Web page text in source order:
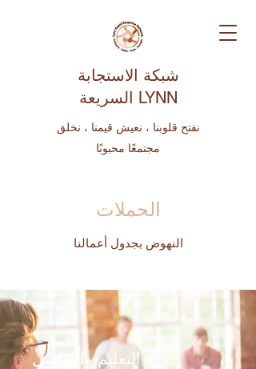
شبكة الاستجابة
السريعة LYNN
نفتح قلوبنا ، نعيش قيمنا ، نخلق
مجتمعًا محبوبًا
الحملات
النهوض بجدول أعمالنا
التعليم والتواصل